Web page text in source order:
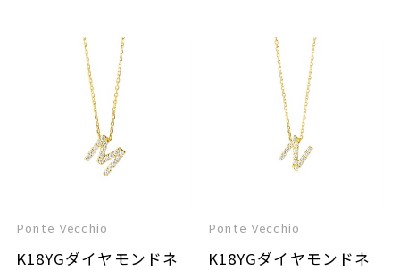
Ponte Vecchio
K18YGダイヤモンドネ
Ponte Vecchio
K18YGダイヤモンドネ